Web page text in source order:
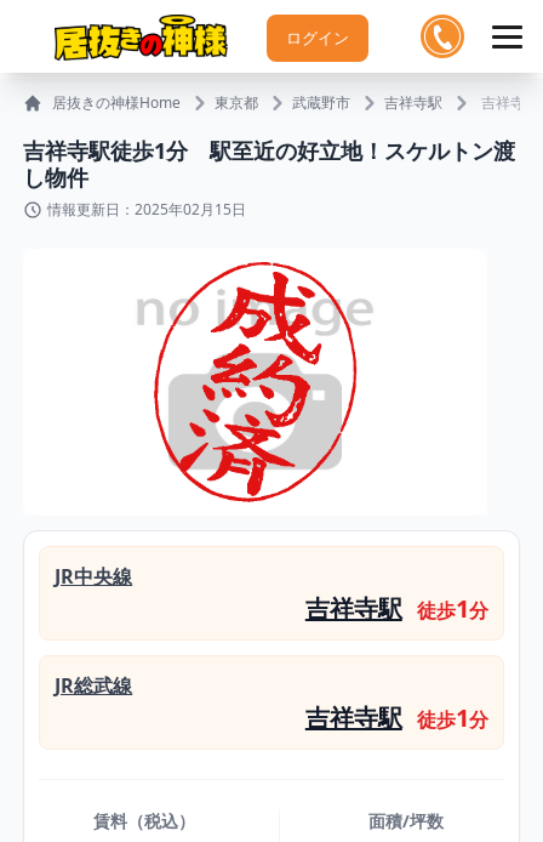
ログイン
居抜きの神様Home 東京都 武蔵野市 吉祥寺駅 吉祥寺
吉祥寺駅徒歩1分 駅至近の好立地！スケルトン渡
し物件
情報更新日：2025年02月15日
JR中央線
吉祥寺駅 徒歩1分
JR総武線
吉祥寺駅 徒歩1分
賃料（税込） 面積/坪数